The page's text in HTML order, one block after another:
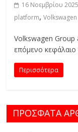
M
16 Νοεμβρίου 2025
platform,
Volkswagen Group
επόμενο κεφάλαιο
Περισσότερα
ΠΡΟΣΦΑΤΑ